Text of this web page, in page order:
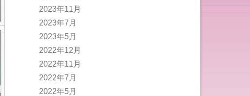
2023年11月
2023年7月
2023年5月
2022年12月
2022年11月
2022年7月
2022年5月